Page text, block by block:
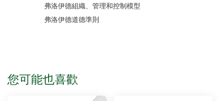
弗洛伊德組織、管理和控制模型
弗洛伊德道德準則
您可能也喜歡